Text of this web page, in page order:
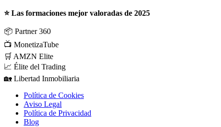
⭐ Las formaciones mejor valoradas de 2025
📦 Partner 360
📺 MonetizaTube
🛒 AMZN Elite
📈 Élite del Trading
🏡 Libertad Inmobiliaria
Política de Cookies
Aviso Legal
Política de Privacidad
Blog